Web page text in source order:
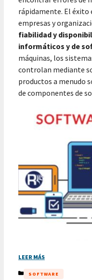
rápidamente. El éxito
empresas y
fiabilidad y
informáticos y de
máquinas, los
controlan mediante
productos a menudo
de componentes de
LEER MÁS
CATEGORÍAS
SOFTWARE